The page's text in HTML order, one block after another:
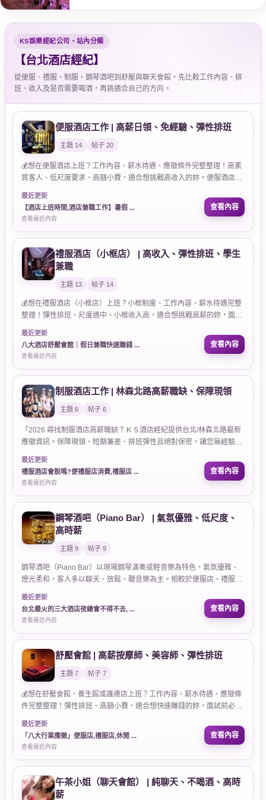
KS娛樂經紀公司・站內分類
【台北酒店經紀】
從便服、禮服、制服、鋼琴酒吧到舒壓與聊天會館，先比較工作內容、排
班、收入及是否需要喝酒，再挑適合自己的方向。
便服酒店工作 | 高薪日領、免經驗、彈性排班
主題 14 帖子 20
💰想在便服酒店上班？工作內容、薪水待遇、應徵條件完整整理！高素
質客人、低尺度要求、高額小費，適合想挑戰高收入的妳。便服酒店工
作攻略，面試前必看。
最近更新
【酒店上班時間,酒店兼職工作】暑假 ...
查看最近內容
查看內容
禮服酒店（小框店） | 高收入、彈性排班、學生
兼職
主題 13 帖子 14
💰想在禮服酒店（小框店）上班？小框制度、工作內容、薪水待遇完整
整理！彈性排班、尺度適中、小框收入高，適合想挑戰高薪的妳，面試
前必看！
最近更新
八大酒店舒壓會館｜假日兼職快速賺錢 ...
查看最近內容
查看內容
制服酒店工作 | 林森北路高薪職缺、保障現領
主題 6 帖子 6
「2026 尋找制服酒店高薪職缺？ＫＳ酒店經紀提供台北/林森北路最新
應徵資訊。保障現領、短期兼差、排班彈性且絕對保密，讓您無經驗也
能安心避坑、快速達成財務目標。」
最近更新
禮服酒店會脫嗎?便禮服店消費,禮服店 ...
查看最近內容
查看內容
鋼琴酒吧（Piano Bar） | 氣氛優雅、低尺度、
高時薪
主題 9 帖子 9
鋼琴酒吧（Piano Bar）以現場鋼琴演奏或輕音樂為特色，氣氛優雅、
燈光柔和，客人多以聊天、放鬆、聽音樂為主。相較於便服店、禮服
店，鋼琴酒吧尺度更低、節奏較慢，適合喜歡氣質路線的消費者與求職
者。
最近更新
台北最火的三大酒店夜總會不得不去, ...
查看最近內容
查看內容
舒壓會館 | 高薪按摩師、美容師、彈性排班
主題 7 帖子 7
💰想在舒壓會館、養生館或護膚店上班？工作內容、薪水待遇、應徵條
件完整整理！彈性排班、高額小費，適合想快速賺錢的妳，面試前必
看！
最近更新
「八大行業應徵」便服店,禮服店,休閒 ...
查看最近內容
查看內容
午茶小姐（聊天會館） | 純聊天、不喝酒、高時
薪